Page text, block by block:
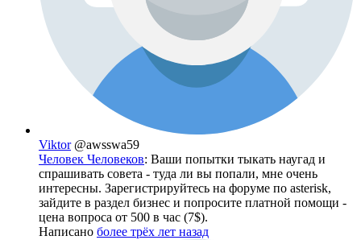
Viktor @awsswa59
Человек Человеков: Ваши попытки тыкать наугад и
спрашивать совета - туда ли вы попали, мне очень
интересны. Зарегистрируйтесь на форуме по asterisk,
зайдите в раздел бизнес и попросите платной помощи -
цена вопроса от 500 в час (7$).
Написано более трёх лет назад